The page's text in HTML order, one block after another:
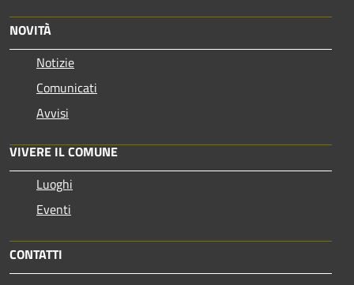
NOVITÀ
Notizie
Comunicati
Avvisi
VIVERE IL COMUNE
Luoghi
Eventi
CONTATTI